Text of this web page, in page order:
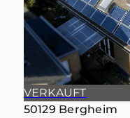
VERKAUFT
50129 Bergheim